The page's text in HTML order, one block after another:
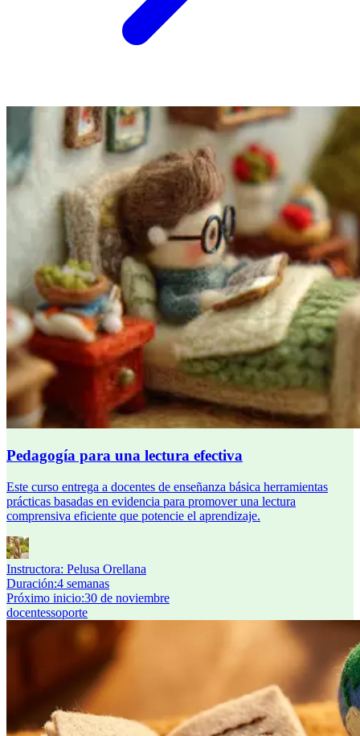
Pedagogía para una lectura efectiva
Este curso entrega a docentes de enseñanza básica herramientas
prácticas basadas en evidencia para promover una lectura
comprensiva eficiente que potencie el aprendizaje.
Instructora: Pelusa Orellana
Duración:4 semanas
Próximo inicio:30 de noviembre
docentessoporte